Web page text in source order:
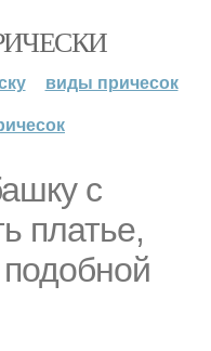
виды причесок
с
платье,